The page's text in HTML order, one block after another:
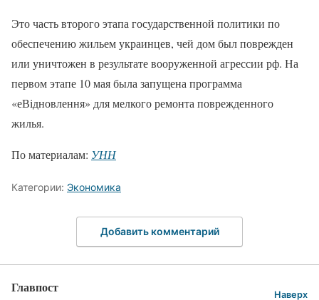
Это часть второго этапа государственной политики по
обеспечению жильем украинцев, чей дом был поврежден
или уничтожен в результате вооруженной агрессии рф. На
первом этапе 10 мая была запущена программа
«еВідновлення» для мелкого ремонта поврежденного
жилья.
По материалам: УНН
Категории: Экономика
Добавить комментарий
Главпост Наверх